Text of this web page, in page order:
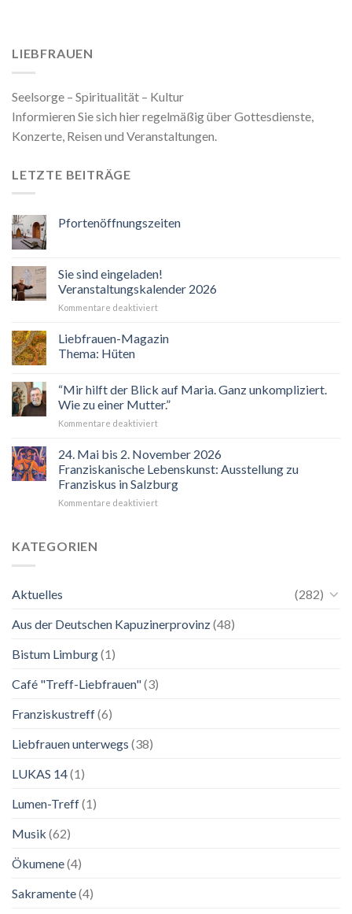
LIEBFRAUEN
Seelsorge – Spiritualität – Kultur
Informieren Sie sich hier regelmäßig über Gottesdienste,
Konzerte, Reisen und Veranstaltungen.
LETZTE BEITRÄGE
Pfortenöffnungszeiten
Sie sind eingeladen!
Veranstaltungskalender 2026
Kommentare deaktiviertfür
sind
Liebfrauen-Magazin
Thema: Hüten
“Mir hilft der Blick auf Maria. Ganz unkompliziert.
Wie zu einer Mutter.”
Kommentare deaktiviertfür
hilft
Blick
auf
Maria.
24. Mai bis 2. November 2026
Franziskanische Lebenskunst: Ausstellung zu
Franziskus in Salzburg
Kommentare deaktiviertfür
Ausstellung
KATEGORIEN
Aktuelles
(282)
Aus der Deutschen Kapuzinerprovinz(48)
Bistum Limburg(1)
Café "Treff-Liebfrauen"(3)
Franziskustreff(6)
Liebfrauen unterwegs (38)
LUKAS 14(1)
Lumen-Treff(1)
Musik (62)
Ökumene(4)
Sakramente(4)